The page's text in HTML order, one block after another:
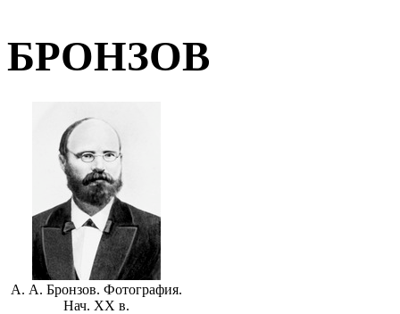
БРОНЗОВ
А. А. Бронзов. Фотография.
Нач. XX в.